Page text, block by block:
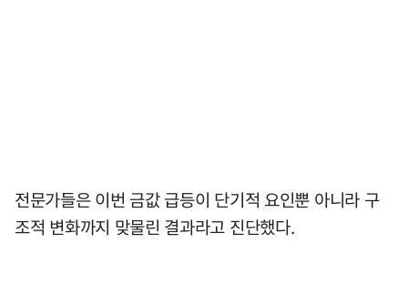
전문가들은 이번 금값 급등이 단기적 요인뿐 아니라 구
조적 변화까지 맞물린 결과라고 진단했다.